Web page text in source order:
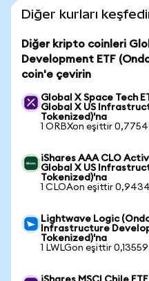
Diğer kurları
Diğer kripto coinleri
Development ETF
coin'e çevirin
Global X Space Tech
Global X US
Tokenized)'na
1 ORBXon eşittir
iShares AAA CLO
Global X US
Tokenized)'na
1 CLOAon eşittir
Lightwave Logic
Infrastructure
Tokenized)'na
1 LWLGon eşittir